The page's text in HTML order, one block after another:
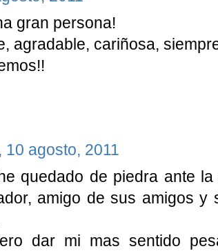
gran persona!
agradable, cariñosa,
10 agosto, 2011
quedado de piedra ante
amigo de sus amigos
dar mi mas sentido